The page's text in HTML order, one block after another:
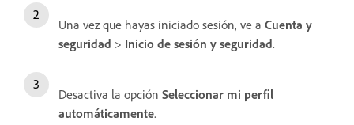
Una vez que hayas iniciado sesión, ve a Cuenta y
seguridad > Inicio de sesión y seguridad.
Desactiva la opción Seleccionar mi perfil
automáticamente.